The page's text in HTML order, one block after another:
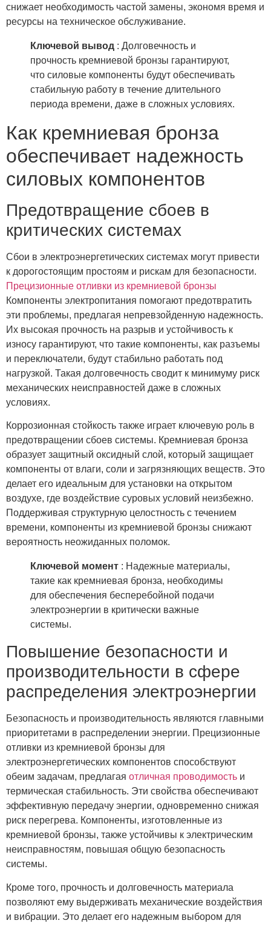
снижает необходимость частой замены, экономя время и
ресурсы на техническое обслуживание.
Ключевой вывод : Долговечность и
прочность кремниевой бронзы гарантируют,
что силовые компоненты будут обеспечивать
стабильную работу в течение длительного
периода времени, даже в сложных условиях.
Как кремниевая бронза
обеспечивает надежность
силовых компонентов
Предотвращение сбоев в
критических системах
Сбои в электроэнергетических системах могут привести
к дорогостоящим простоям и рискам для безопасности.
Прецизионные отливки из кремниевой бронзы
Компоненты электропитания помогают предотвратить
эти проблемы, предлагая непревзойденную надежность.
Их высокая прочность на разрыв и устойчивость к
износу гарантируют, что такие компоненты, как разъемы
и переключатели, будут стабильно работать под
нагрузкой. Такая долговечность сводит к минимуму риск
механических неисправностей даже в сложных
условиях.
Коррозионная стойкость также играет ключевую роль в
предотвращении сбоев системы. Кремниевая бронза
образует защитный оксидный слой, который защищает
компоненты от влаги, соли и загрязняющих веществ. Это
делает его идеальным для установки на открытом
воздухе, где воздействие суровых условий неизбежно.
Поддерживая структурную целостность с течением
времени, компоненты из кремниевой бронзы снижают
вероятность неожиданных поломок.
Ключевой момент : Надежные материалы,
такие как кремниевая бронза, необходимы
для обеспечения бесперебойной подачи
электроэнергии в критически важные
системы.
Повышение безопасности и
производительности в сфере
распределения электроэнергии
Безопасность и производительность являются главными
приоритетами в распределении энергии. Прецизионные
отливки из кремниевой бронзы для
электроэнергетических компонентов способствуют
обеим задачам, предлагая отличная проводимость и
термическая стабильность. Эти свойства обеспечивают
эффективную передачу энергии, одновременно снижая
риск перегрева. Компоненты, изготовленные из
кремниевой бронзы, также устойчивы к электрическим
неисправностям, повышая общую безопасность
системы.
Кроме того, прочность и долговечность материала
позволяют ему выдерживать механические воздействия
и вибрации. Это делает его надежным выбором для